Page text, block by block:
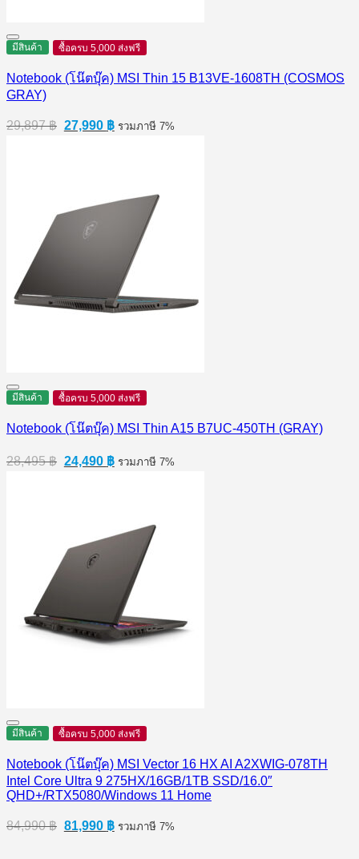
มีสินค้า ซื้อครบ 5,000 ส่งฟรี
Notebook (โน๊ตบุ๊ค) MSI Thin 15 B13VE-1608TH (COSMOS
GRAY)
29,897฿ Original
price
27,990 ฿Current
price
รวมภาษี 7%
มีสินค้า ซื้อครบ 5,000 ส่งฟรี
Notebook (โน๊ตบุ๊ค) MSI Thin A15 B7UC-450TH (GRAY)
28,495฿ Original
price
24,490 ฿Current
price
รวมภาษี 7%
มีสินค้า ซื้อครบ 5,000 ส่งฟรี
Notebook (โน๊ตบุ๊ค) MSI Vector 16 HX AI A2XWIG-078TH
Intel Core Ultra 9 275HX/16GB/1TB SSD/16.0″
QHD+/RTX5080/Windows 11 Home
84,990฿ Original
price
81,990 ฿Current
price
รวมภาษี 7%